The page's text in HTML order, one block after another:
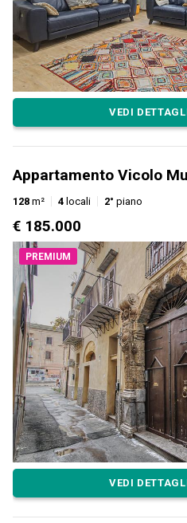
VEDI
Appartamento Vicolo
128 m² 4 locali 2° piano
€ 185.000
PREMIUM
VEDI